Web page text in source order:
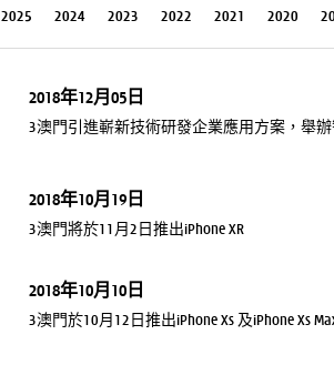
2025 2024 2023 2022 2021 2020
2018年12月05日
3澳門引進嶄新技術研發企業應用方案，舉
2018年10月19日
3澳門將於11月2日推出iPhone XR
2018年10月10日
3澳門於10月12日推出iPhone Xs 及iPhone Xs